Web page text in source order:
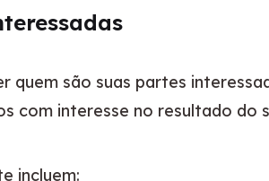
são suas partes
com interesse no resultado do
incluem: